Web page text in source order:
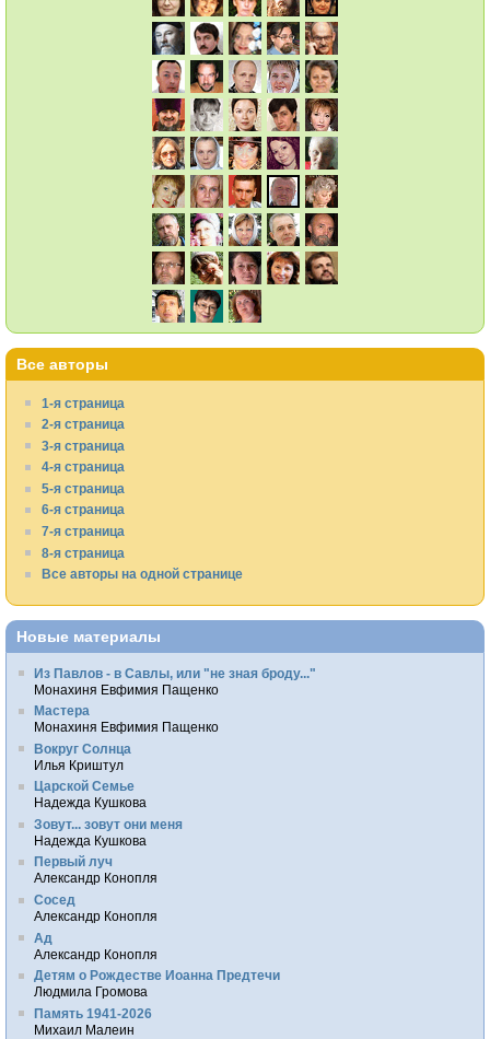
Все авторы
1-я страница
2-я страница
3-я страница
4-я страница
5-я страница
6-я страница
7-я страница
8-я страница
Все авторы на одной странице
Новые материалы
Из Павлов - в Савлы, или "не зная броду..."
Монахиня Евфимия Пащенко
Мастера
Монахиня Евфимия Пащенко
Вокруг Солнца
Илья Криштул
Царской Семье
Надежда Кушкова
Зовут... зовут они меня
Надежда Кушкова
Первый луч
Александр Конопля
Сосед
Александр Конопля
Ад
Александр Конопля
Детям о Рождестве Иоанна Предтечи
Людмила Громова
Память 1941-2026
Михаил Малеин